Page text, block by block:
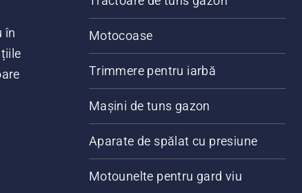
în
Motocoase
Trimmere pentru iarbă
Mașini de tuns gazon
Aparate de spălat cu presiune
Motounelte pentru gard viu